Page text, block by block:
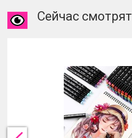
Сейчас смотрят